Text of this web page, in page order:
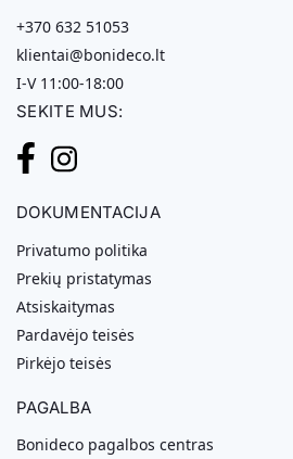
+370 632 51053
klientai@bonideco.lt
I-V 11:00-18:00
SEKITE MUS:
DOKUMENTACIJA
Privatumo politika
Prekių pristatymas
Atsiskaitymas
Pardavėjo teisės
Pirkėjo teisės
PAGALBA
Bonideco pagalbos centras